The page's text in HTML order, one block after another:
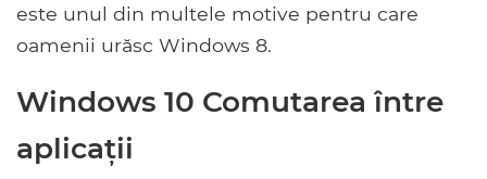
este unul din multele motive pentru care
oamenii urăsc Windows 8.
Windows 10 Comutarea între
aplicații